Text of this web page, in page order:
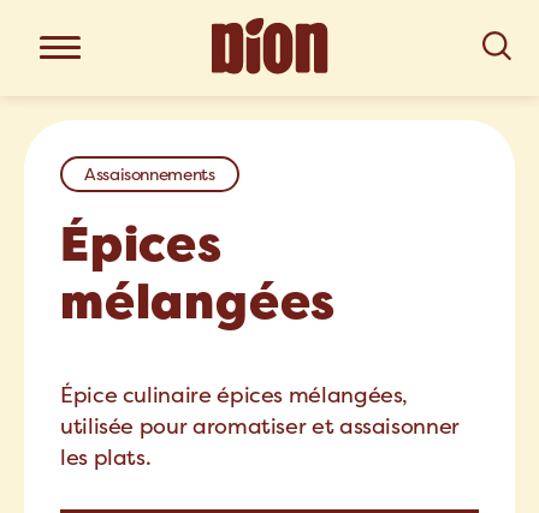
Assaisonnements
Épices
mélangées
Épice culinaire épices mélangées,
utilisée pour aromatiser et assaisonner
les plats.